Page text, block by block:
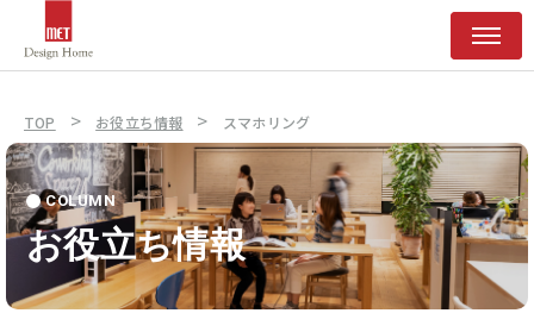
TOP > お役立ち情報 > スマホリング
COLUMN
お役立ち情報